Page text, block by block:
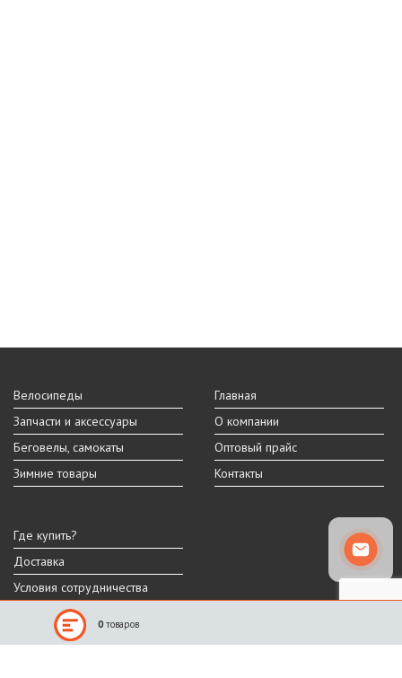
Велосипеды
Запчасти и аксессуары
Беговелы, самокаты
Зимние товары
Главная
О компании
Оптовый прайс
Контакты
Где купить?
Доставка
Условия сотрудничества
Реальный внешний вид и технические характеристики товара могут
отличаться от представленных на сайте.
0 товаров